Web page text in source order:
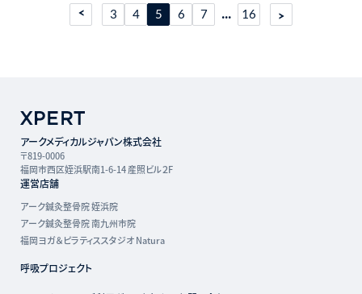
3 4 5 6 7 ... 16
アークメディカルジャパン株式会社
〒819-0006
福岡市西区姪浜駅南1-6-14 産照ビル２F
運営店舗
アーク鍼灸整骨院 姪浜院
アーク鍼灸整骨院 南九州市院
福岡ヨガ＆ピラティススタジオ Natura
呼吸プロジェクト